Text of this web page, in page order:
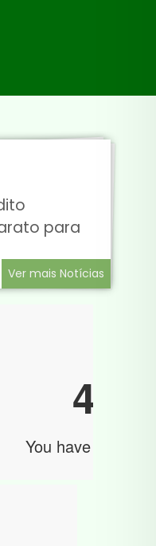
para
Ver mais Notícias